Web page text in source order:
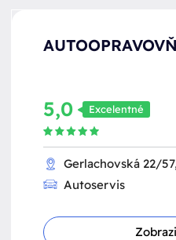
5,0 Excelentné
Gerlachovská 22/
Autoservis